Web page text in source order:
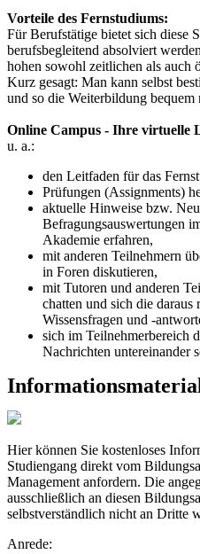
Vorteile des Fernstudiums:
Für Berufstätige bietet sich diese
berufsbegleitend absolviert
hohen sowohl zeitlichen als auch
Kurz gesagt: Man kann selbst
und so die Weiterbildung
Online Campus - Ihre virtuelle
u. a.:
den Leitfaden für das
Prüfungen (Assignments)
aktuelle Hinweise bzw.
Befragungsauswertungen
Akademie erfahren,
mit anderen Teilnehmern
in Foren diskutieren,
mit Tutoren und anderen
chatten und sich die
Wissensfragen und -
sich im Teilnehmerbereich
Nachrichten untereinander
Hier können Sie kostenloses
Studiengang direkt vom
Management anfordern. Die
ausschließlich an diesen
selbstverständlich nicht an Dritte
Anrede: